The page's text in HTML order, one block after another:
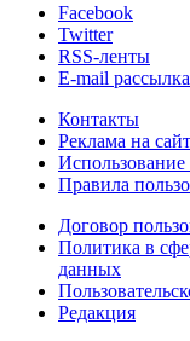
Facebook
Twitter
RSS-ленты
E-mail рассылка
Контакты
Реклама на
Использование
Правила
Договор
Политика в
данных
Редакция